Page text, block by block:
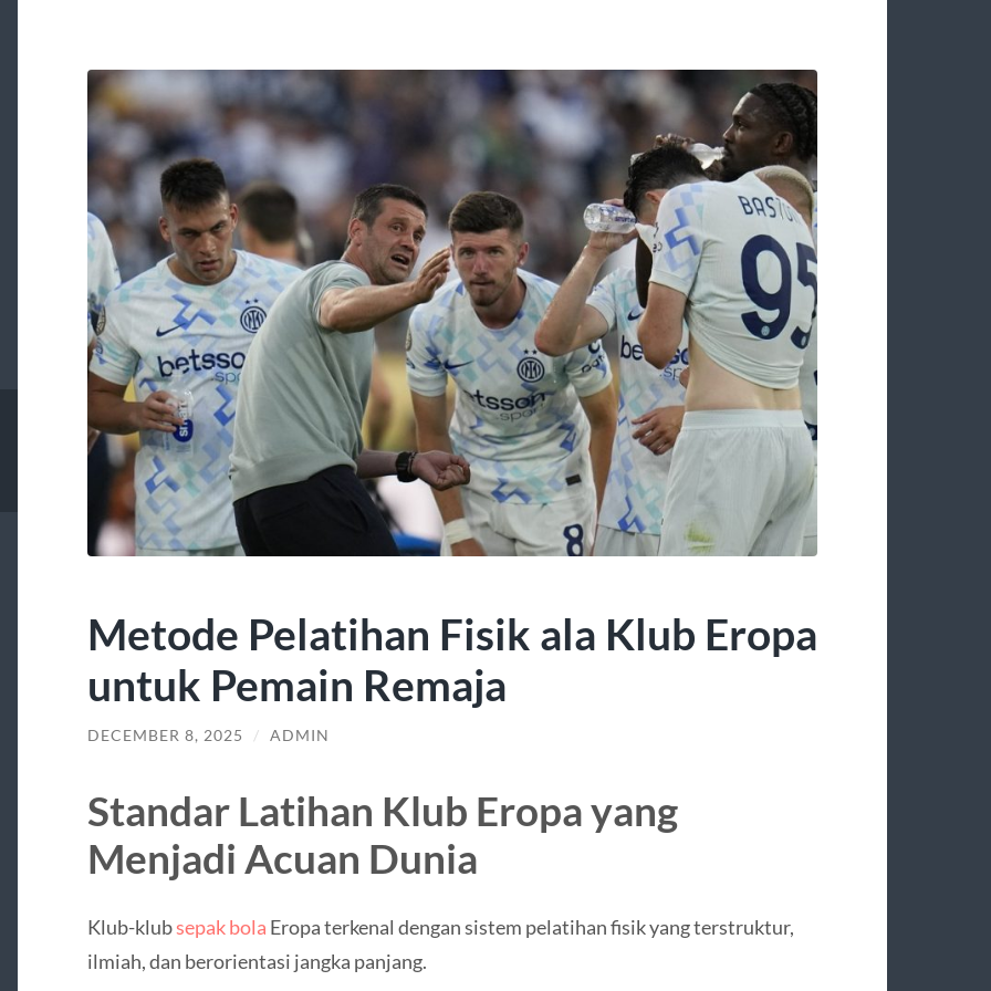
Metode Pelatihan Fisik ala Klub Eropa
untuk Pemain Remaja
DECEMBER 8, 2025 / ADMIN
Standar Latihan Klub Eropa yang
Menjadi Acuan Dunia
Klub-klubsepak bola Eropa terkenal dengan sistem pelatihan fisik yang terstruktur,
ilmiah, dan berorientasi jangka panjang.